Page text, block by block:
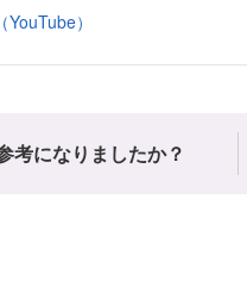
）
考になりましたか？